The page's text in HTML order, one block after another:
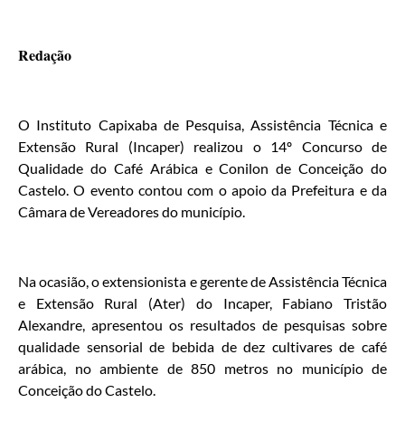
Redação
O Instituto Capixaba de Pesquisa, Assistência Técnica e
Extensão Rural (Incaper) realizou o 14º Concurso de
Qualidade do Café Arábica e Conilon de Conceição do
Castelo. O evento contou com o apoio da Prefeitura e da
Câmara de Vereadores do município.
Na ocasião, o extensionista e gerente de Assistência Técnica
e Extensão Rural (Ater) do Incaper, Fabiano Tristão
Alexandre, apresentou os resultados de pesquisas sobre
qualidade sensorial de bebida de dez cultivares de café
arábica, no ambiente de 850 metros no município de
Conceição do Castelo.